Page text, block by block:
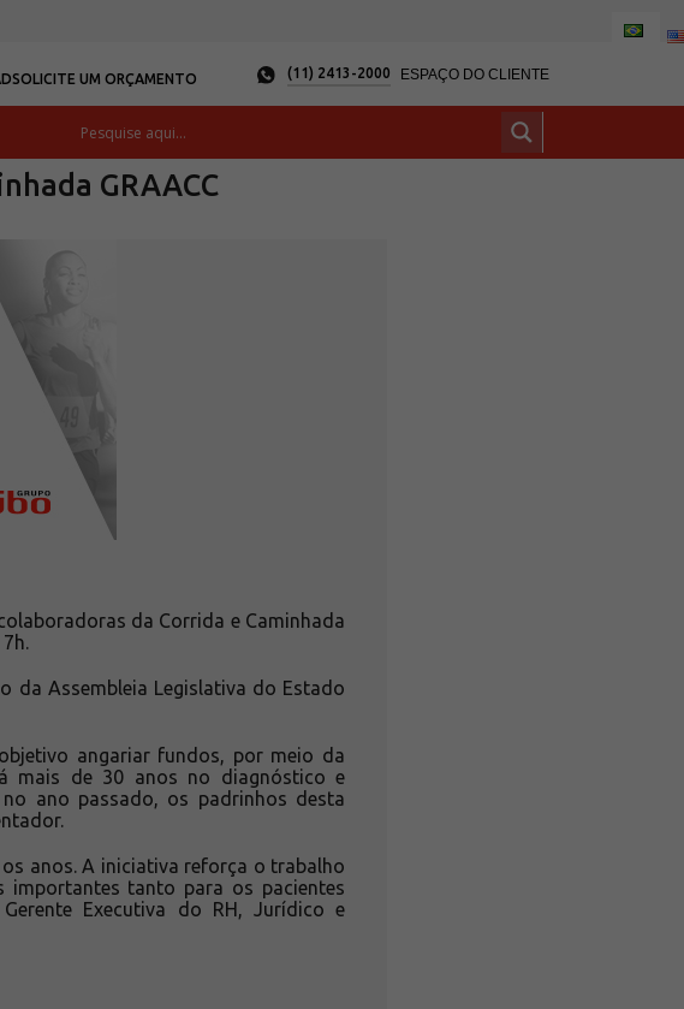
SOLICITE UM ORÇAMENTO (11) 2413-2000 ESPAÇO DO CLIENTE
GRAACC
da Corrida e Caminhada
da Assembleia Legislativa do Estado
angariar fundos, por meio da
mais de 30 anos no diagnóstico e
ano passado, os padrinhos desta
anos. A iniciativa reforça o trabalho
tanto para os pacientes
Executiva do RH, Jurídico e